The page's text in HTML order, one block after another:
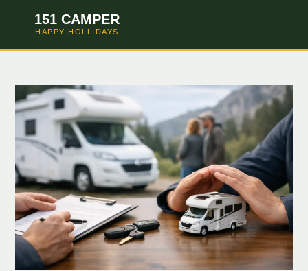
151 CAMPER
HAPPY HOLLIDAYS